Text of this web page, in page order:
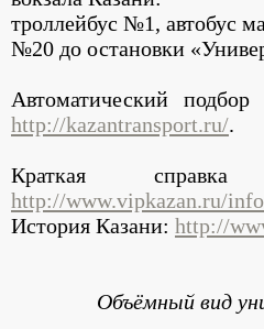
троллейбус №1, автобус
№20 до остановки
Автоматический
http://kazantransport.ru/.
Краткая
http://www.vipkazan.ru/
История Казани: http://
Объёмный вид